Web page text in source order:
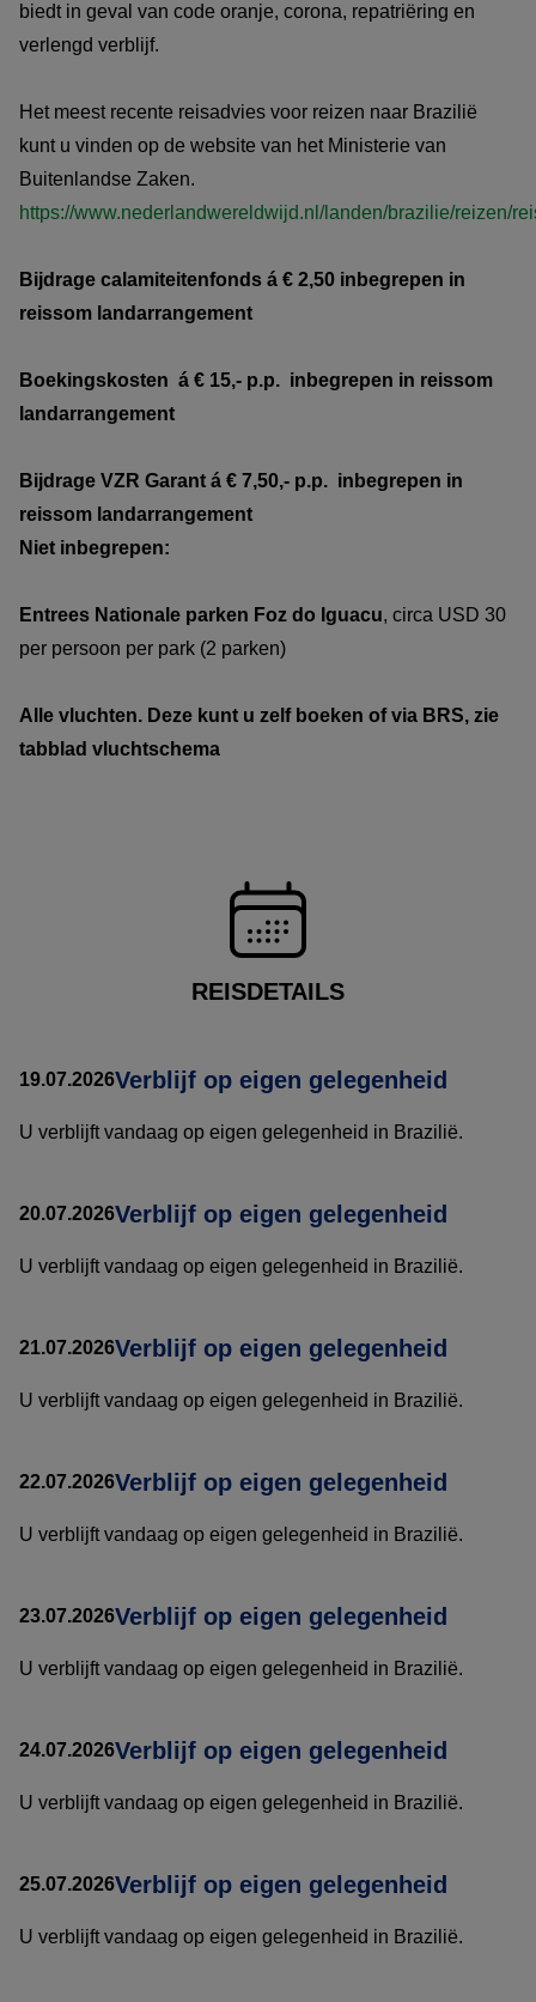
biedt in geval van code oranje, corona, repatriëring en
verlengd verblijf.
Het meest recente reisadvies voor reizen naar Brazilië
kunt u vinden op de website van het Ministerie van
Buitenlandse Zaken.
https://www.nederlandwereldwijd.nl/landen/brazilie/reizen/
Bijdrage calamiteitenfonds á € 2,50 inbegrepen in
reissom landarrangement
Boekingskosten á € 15,- p.p. inbegrepen in reissom
landarrangement
Bijdrage VZR Garant á € 7,50,- p.p. inbegrepen in
reissom landarrangement
Niet inbegrepen:
Entrees Nationale parken Foz do Iguacu, circa USD 30
per persoon per park (2 parken)
Alle vluchten. Deze kunt u zelf boeken of via BRS, zie
tabblad vluchtschema
REISDETAILS
19.07.2026Verblijf op eigen gelegenheid
U verblijft vandaag op eigen gelegenheid in Brazilië.
20.07.2026Verblijf op eigen gelegenheid
U verblijft vandaag op eigen gelegenheid in Brazilië.
21.07.2026Verblijf op eigen gelegenheid
U verblijft vandaag op eigen gelegenheid in Brazilië.
22.07.2026Verblijf op eigen gelegenheid
U verblijft vandaag op eigen gelegenheid in Brazilië.
23.07.2026Verblijf op eigen gelegenheid
U verblijft vandaag op eigen gelegenheid in Brazilië.
24.07.2026Verblijf op eigen gelegenheid
U verblijft vandaag op eigen gelegenheid in Brazilië.
25.07.2026Verblijf op eigen gelegenheid
U verblijft vandaag op eigen gelegenheid in Brazilië.